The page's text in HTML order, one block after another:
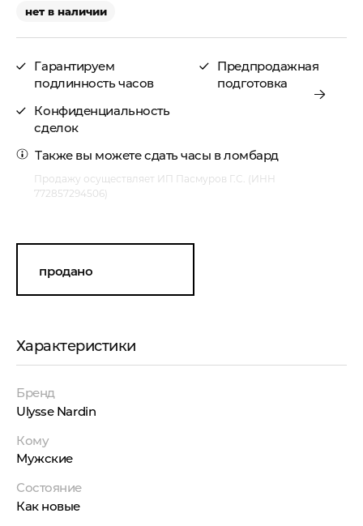
нет в наличии
Гарантируем
подлинность часов
Конфиденциальность
сделок
Предпродажная
подготовка
Также вы можетесдать часы в ломбард
Продажу осуществляет ИП Пасмуров Г.С. (ИНН
772857294506)
продано
Характеристики
Бренд
Ulysse Nardin
Кому
Мужские
Состояние
Как новые